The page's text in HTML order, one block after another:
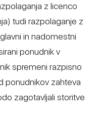
z licenco
tudi razpolaganje z
in nadomestni
ponudnik v
spremeni razpisno
ponudnikov zahteva
zagotavljali storitve